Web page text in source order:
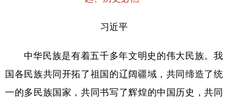
书画 健康
学术中国 乡村振兴 银龄 溯源中国
习近平
中华民族是有着五千多年文明史的伟大民族。我
国各民族共同开拓了祖国的辽阔疆域，共同缔造了统
一的多民族国家，共同书写了辉煌的中国历史，共同